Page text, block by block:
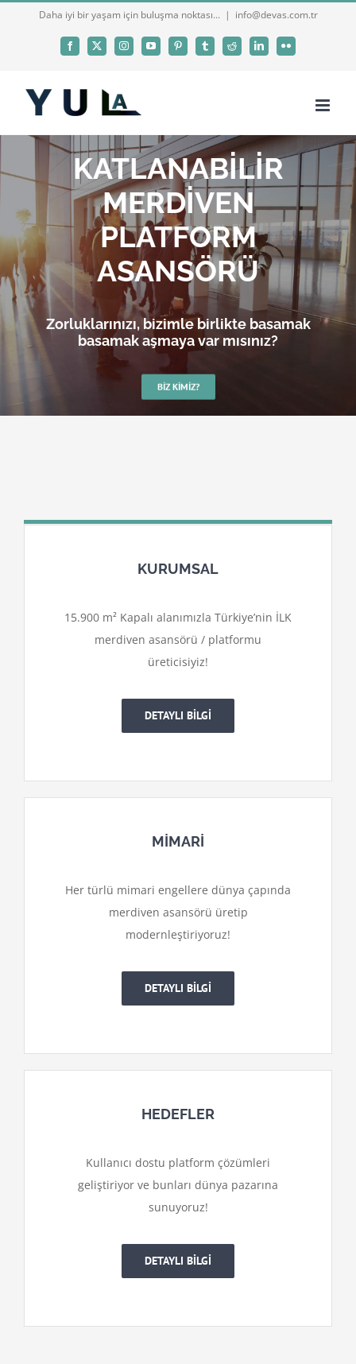
Daha iyi bir yaşam için buluşma noktası... | info@devas.com.tr
Facebook
X InstagramYouTubePinterestTumblrReddit LinkedInFlickr
KATLANABİLİR
MERDİVEN
PLATFORM
ASANSÖRÜ
Zorluklarınızı, bizimle birlikte basamak
basamak aşmaya var mısınız?
BIZ KIMIZ?
KURUMSAL
15.900 m² Kapalı alanımızla Türkiye’nin İLK
merdiven asansörü / platformu
üreticisiyiz!
DETAYLI BİLGİ
MİMARİ
Her türlü mimari engellere dünya çapında
merdiven asansörü üretip
modernleştiriyoruz!
DETAYLI BİLGİ
HEDEFLER
Kullanıcı dostu platform çözümleri
geliştiriyor ve bunları dünya pazarına
sunuyoruz!
DETAYLI BİLGİ